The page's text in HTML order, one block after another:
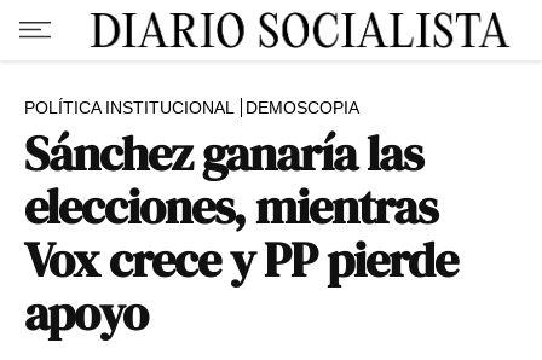
POLÍTICA INSTITUCIONAL DEMOSCOPIA
Sánchez ganaría las
elecciones, mientras
Vox crece y PP pierde
apoyo